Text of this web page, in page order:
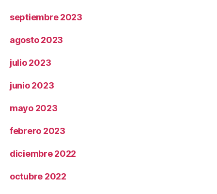
septiembre 2023
agosto 2023
julio 2023
junio 2023
mayo 2023
febrero 2023
diciembre 2022
octubre 2022